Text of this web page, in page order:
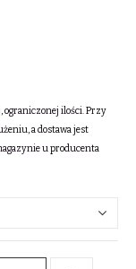
ograniczonej ilości. Przy
a dostawa jest
u producenta